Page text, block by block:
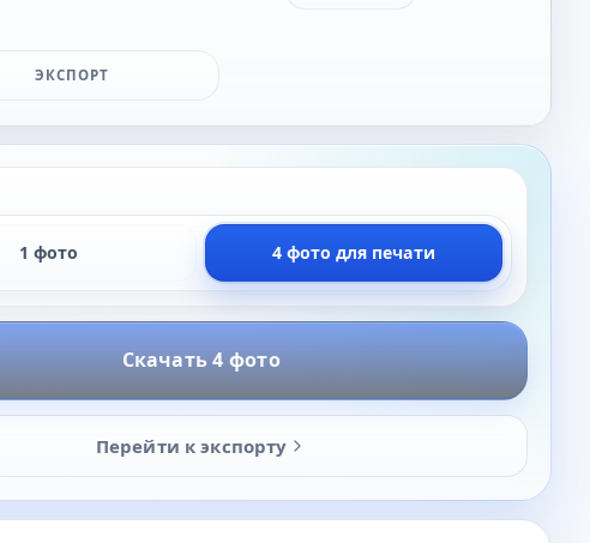
ЭКСПОРТ
1 фото 4 фото для печати
Скачать 4 фото
Перейти к экспорту